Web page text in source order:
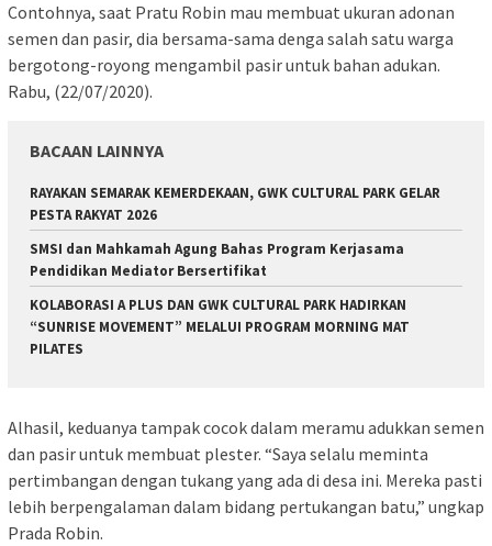
Contohnya, saat Pratu Robin mau membuat ukuran adonan
semen dan pasir, dia bersama-sama denga salah satu warga
bergotong-royong mengambil pasir untuk bahan adukan.
Rabu, (22/07/2020).
BACAAN LAINNYA
RAYAKAN SEMARAK KEMERDEKAAN, GWK CULTURAL PARK GELAR
PESTA RAKYAT 2026
SMSI dan Mahkamah Agung Bahas Program Kerjasama
Pendidikan Mediator Bersertifikat
KOLABORASI A PLUS DAN GWK CULTURAL PARK HADIRKAN
“SUNRISE MOVEMENT” MELALUI PROGRAM MORNING MAT
PILATES
Alhasil, keduanya tampak cocok dalam meramu adukkan semen
dan pasir untuk membuat plester. “Saya selalu meminta
pertimbangan dengan tukang yang ada di desa ini. Mereka pasti
lebih berpengalaman dalam bidang pertukangan batu,” ungkap
Prada Robin.